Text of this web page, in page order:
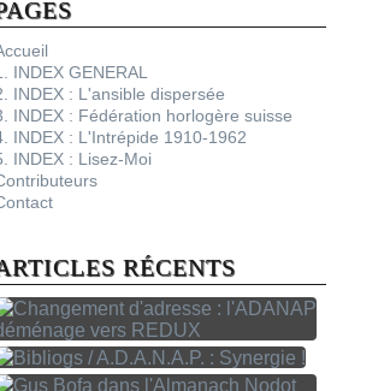
INDEX GENERAL
INDEX : L'ansible dispersée
INDEX : Fédération horlogère suisse
INDEX : L'Intrépide 1910-1962
INDEX : Lisez-Moi
RÉCENTS